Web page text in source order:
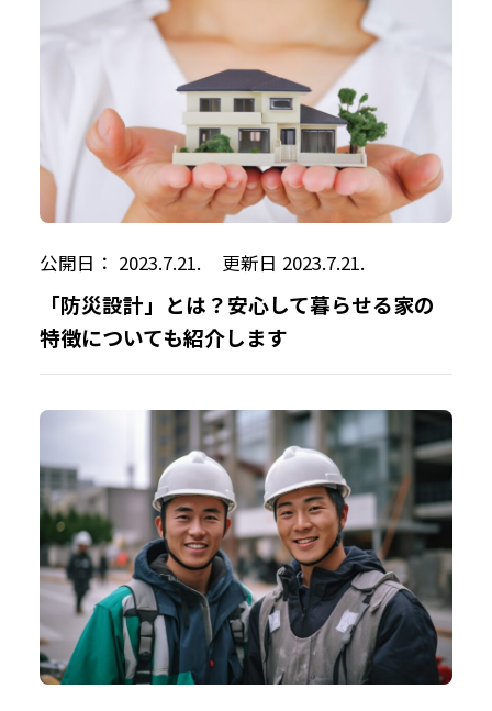
公開日： 2023.7.21. 更新日 2023.7.21.
「防災設計」とは？安心して暮らせる家の
特徴についても紹介します